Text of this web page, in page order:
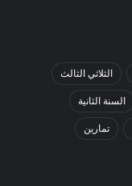
الثلاثي الثالث
السنة الثانية
تمارين